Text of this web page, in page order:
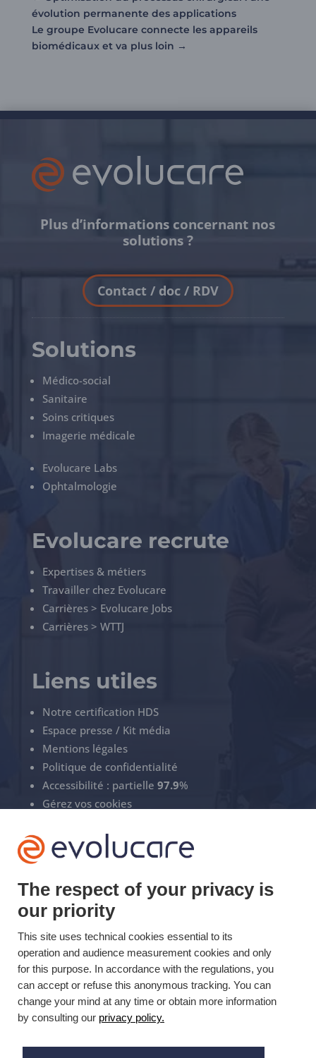
évolution permanente des applications
Le groupe Evolucare connecte les appareils
biomédicaux et va plus loin →
Plus d’informations concernant nos
solutions ?
Contact / doc / RDV
Solutions
Médico-social
Sanitaire
Soins critiques
Imagerie médicale
Evolucare Labs
Ophtalmologie
Evolucare recrute
Expertises & métiers
Travailler chez Evolucare
Carrières > Evolucare Jobs
Carrières > WTTJ
Liens utiles
Notre certification HDS
Espace presse / Kit média
Mentions légales
Politique de confidentialité
Accessibilité : partielle 97.9%
Gérez vos cookies
 YOUTUBE
 LINKEDIN
Mis à jour le 17/12/2019 © Evolucare 2026
The respect of your privacy is
our priority
This site uses technical cookies essential to its
operation and audience measurement cookies and only
for this purpose. In accordance with the regulations, you
can accept or refuse this anonymous tracking. You can
change your mind at any time or obtain more information
by consulting our privacy policy.